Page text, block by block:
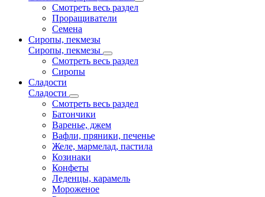
Смотреть весь раздел
Проращиватели
Семена
Сиропы, пекмезы
Сиропы, пекмезы
Смотреть весь раздел
Сиропы
Сладости
Сладости
Смотреть весь раздел
Батончики
Варенье, джем
Вафли, пряники, печенье
Желе, мармелад, пастила
Козинаки
Конфеты
Леденцы, карамель
Мороженое